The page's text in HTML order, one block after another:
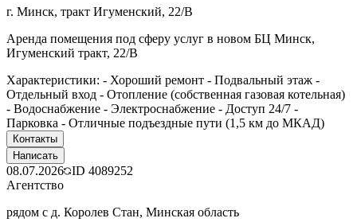
г. Минск, тракт Игуменский, 22/В
Аренда помещения под сферу услуг в новом БЦ Минск,
Игуменский тракт, 22/В
Характеристики: - Хороший ремонт - Подвальный этаж -
Отдельный вход - Отопление (собственная газовая котельная)
- Водоснабжение - Электроснабжение - Доступ 24/7 -
Парковка - Отличные подъездные пути (1,5 км до МКАД)
Контакты
Написать
08.07.2026 ID 4089252
Агентство
рядом с д. Королев Стан, Минская область